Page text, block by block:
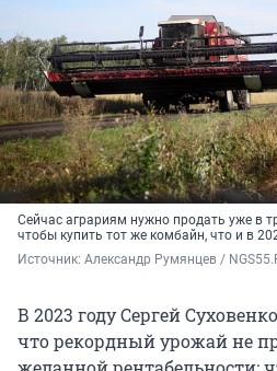
Сейчас аграриям нужно продать уже в
чтобы купить тот же комбайн, что и в
Источник: Александр Румянцев /
В 2023 году Сергей
что рекордный урожай не